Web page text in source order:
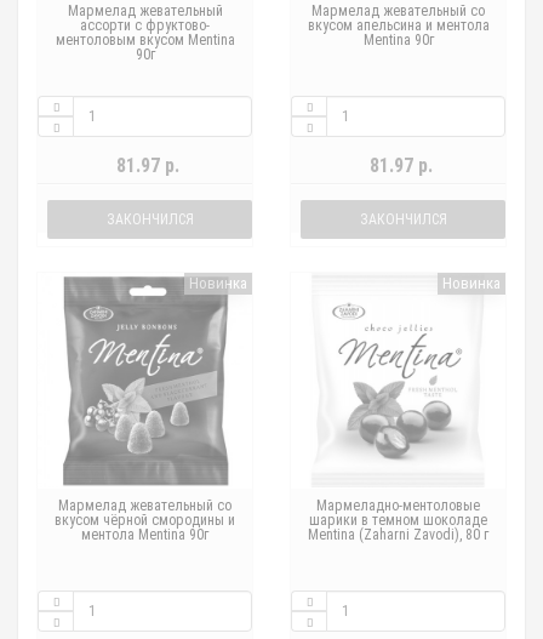
Мармелад жевательный
ассорти с фруктово-
ментоловым вкусом Mentina
90г
81.97 р.
ЗАКОНЧИЛСЯ
Мармелад жевательный со
вкусом апельсина и ментола
Mentina 90г
81.97 р.
ЗАКОНЧИЛСЯ
Новинка
Мармелад жевательный со
вкусом чёрной смородины и
ментола Mentina 90г
Новинка
Мармеладно-ментоловые
шарики в темном шоколаде
Mentina (Zaharni Zavodi), 80 г